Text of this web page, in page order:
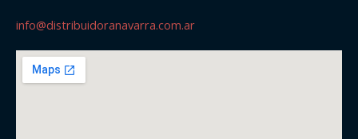
info@distribuidoranavarra.com.ar